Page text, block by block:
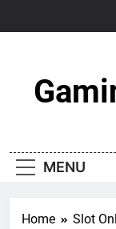
MENU
Home
Slot